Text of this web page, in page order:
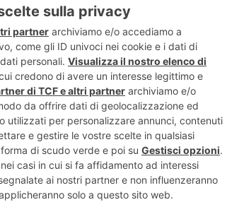
online: il Torinese
e Genova
7 AGOSTO
È in
del